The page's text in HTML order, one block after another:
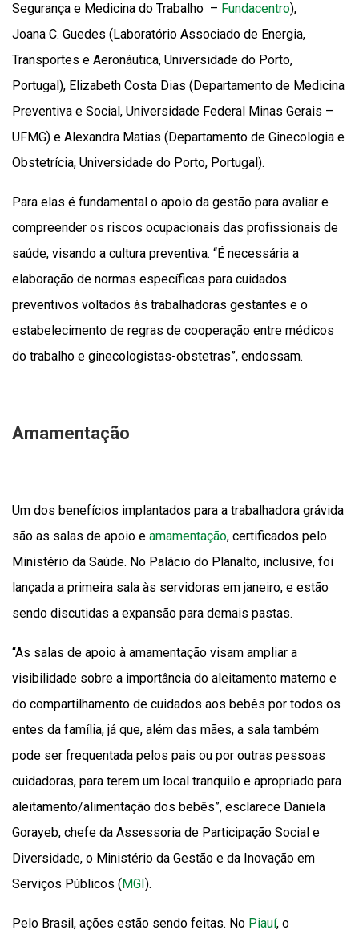
Segurança e Medicina do Trabalho – Fundacentro),
Joana C. Guedes (Laboratório Associado de Energia,
Transportes e Aeronáutica, Universidade do Porto,
Portugal), Elizabeth Costa Dias (Departamento de Medicina
Preventiva e Social, Universidade Federal Minas Gerais –
UFMG) e Alexandra Matias (Departamento de Ginecologia e
Obstetrícia, Universidade do Porto, Portugal).
Para elas é fundamental o apoio da gestão para avaliar e
compreender os riscos ocupacionais das profissionais de
saúde, visando a cultura preventiva. “É necessária a
elaboração de normas específicas para cuidados
preventivos voltados às trabalhadoras gestantes e o
estabelecimento de regras de cooperação entre médicos
do trabalho e ginecologistas-obstetras”, endossam.
Amamentação
Um dos benefícios implantados para a trabalhadora grávida
são as salas de apoio e amamentação, certificados pelo
Ministério da Saúde. No Palácio do Planalto, inclusive, foi
lançada a primeira sala às servidoras em janeiro, e estão
sendo discutidas a expansão para demais pastas.
“As salas de apoio à amamentação visam ampliar a
visibilidade sobre a importância do aleitamento materno e
do compartilhamento de cuidados aos bebês por todos os
entes da família, já que, além das mães, a sala também
pode ser frequentada pelos pais ou por outras pessoas
cuidadoras, para terem um local tranquilo e apropriado para
aleitamento/alimentação dos bebês”, esclarece Daniela
Gorayeb, chefe da Assessoria de Participação Social e
Diversidade, o Ministério da Gestão e da Inovação em
Serviços Públicos (MGI).
Pelo Brasil, ações estão sendo feitas. No Piauí, o